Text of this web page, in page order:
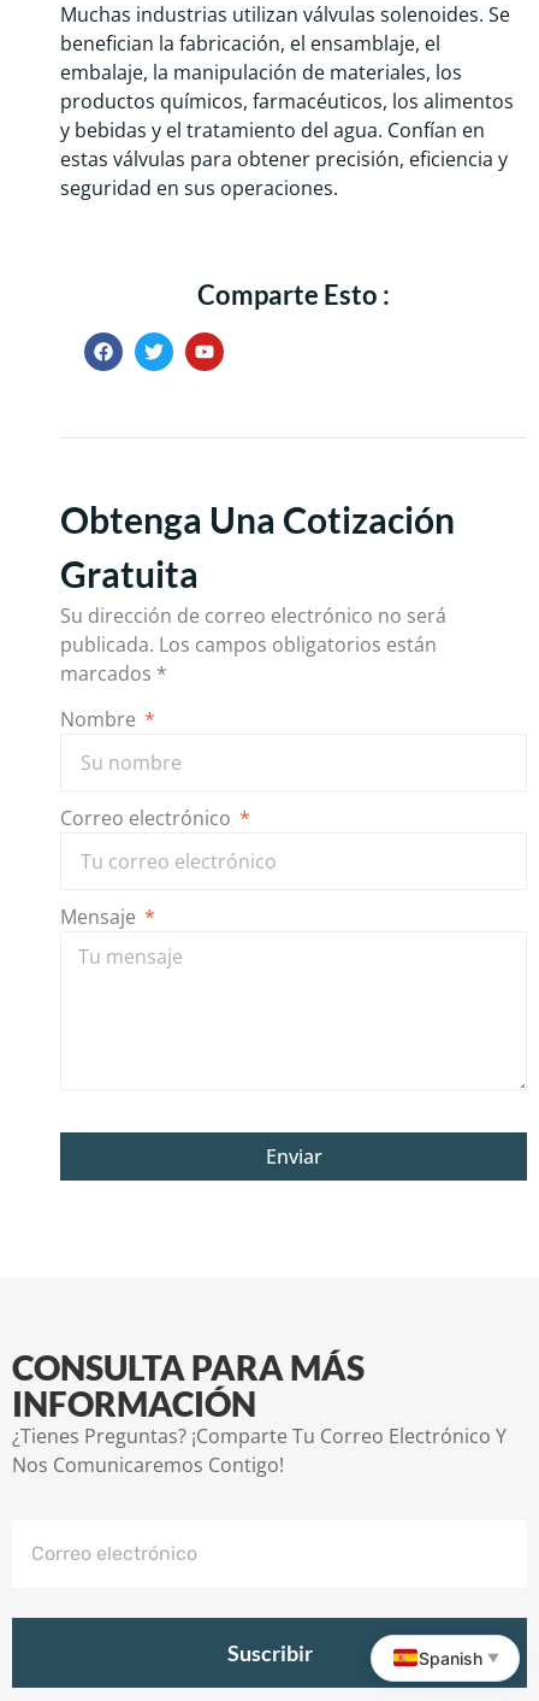
Muchas industrias utilizan válvulas solenoides. Se
benefician la fabricación, el ensamblaje, el
embalaje, la manipulación de materiales, los
productos químicos, farmacéuticos, los alimentos
y bebidas y el tratamiento del agua. Confían en
estas válvulas para obtener precisión, eficiencia y
seguridad en sus operaciones.
Comparte Esto :
Obtenga Una Cotización
Gratuita
Su dirección de correo electrónico no será
publicada. Los campos obligatorios están
marcados *
Nombre
Correo electrónico
Mensaje
Enviar
CONSULTA PARA MÁS
INFORMACIÓN
¿Tienes Preguntas? ¡Comparte Tu Correo Electrónico Y
Nos Comunicaremos Contigo!
Suscribir Spanish ▼